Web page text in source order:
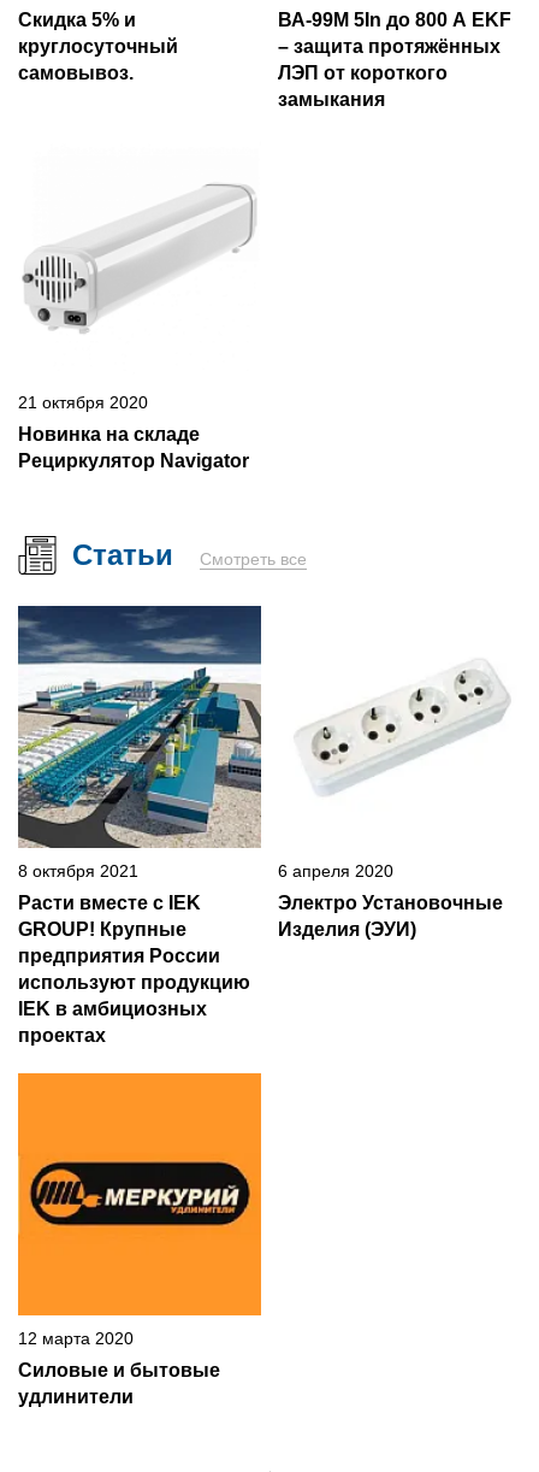
Скидка 5% и
круглосуточный
самовывоз.
ВА-99М 5In до 800 А EKF
– защита протяжённых
ЛЭП от короткого
замыкания
21 октября 2020
Новинка на складе
Рециркулятор Navigator
Статьи Смотреть все
8 октября 2021
Расти вместе с IEK
GROUP! Крупные
предприятия России
используют продукцию
IEK в амбициозных
проектах
6 апреля 2020
Электро Установочные
Изделия (ЭУИ)
12 марта 2020
Силовые и бытовые
удлинители